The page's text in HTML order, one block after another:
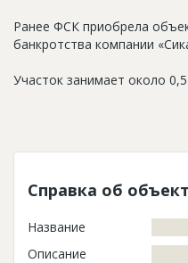
Ранее ФСК приобрела
банкротства компании
Участок занимает около 0,5
Справка об
Название
Описание